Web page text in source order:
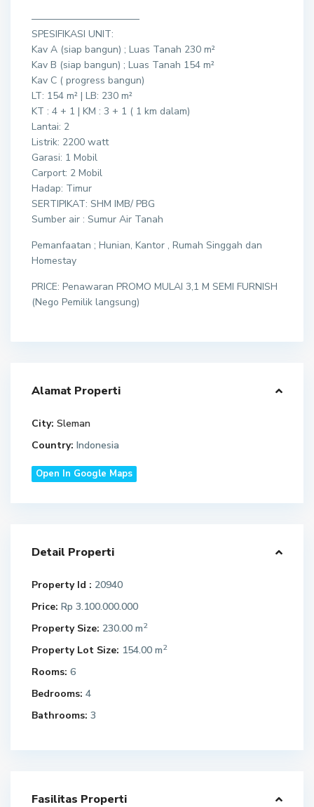
———————————
SPESIFIKASI UNIT:
Kav A (siap bangun) ; Luas Tanah 230 m²
Kav B (siap bangun) ; Luas Tanah 154 m²
Kav C ( progress bangun)
LT: 154 m² | LB: 230 m²
KT : 4 + 1 | KM : 3 + 1 ( 1 km dalam)
Lantai: 2
Listrik: 2200 watt
Garasi: 1 Mobil
Carport: 2 Mobil
Hadap: Timur
SERTIPIKAT: SHM IMB/ PBG
Sumber air : Sumur Air Tanah
Pemanfaatan ; Hunian, Kantor , Rumah Singgah dan
Homestay
PRICE: Penawaran PROMO MULAI 3,1 M SEMI FURNISH
(Nego Pemilik langsung)
Alamat Properti
City: Sleman
Country: Indonesia
Open In Google Maps
Detail Properti
Property Id : 20940
Price: Rp 3.100.000.000
Property Size: 230.00 m2
Property Lot Size: 154.00 m2
Rooms: 6
Bedrooms: 4
Bathrooms: 3
Fasilitas Properti